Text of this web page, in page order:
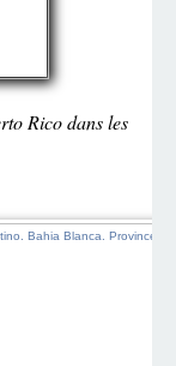
Rico dans les